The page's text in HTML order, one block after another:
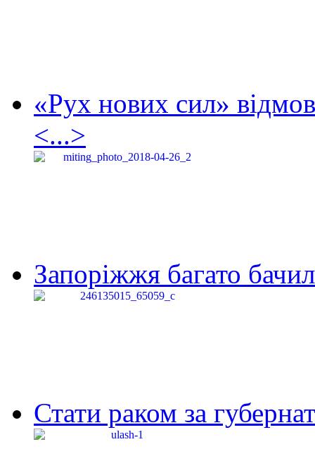
«Рух нових сил»
<...>
Запоріжжя багато
Стати раком за